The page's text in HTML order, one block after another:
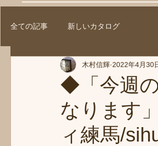
全ての記事 新しいカタログ
◆「今週
なります
ィ練馬/
木村信輝 2022年4月30